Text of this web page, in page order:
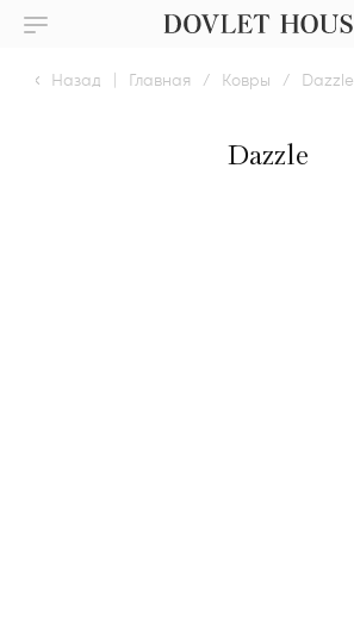
Назад | Главная / Ковры / Dazzle
Dazzle